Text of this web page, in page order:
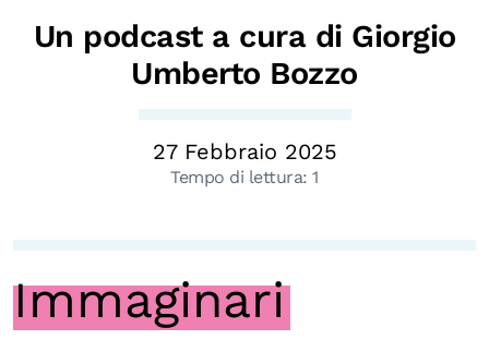
Biblioteca
Mostre digitali
I CONTENUTI
Osservatori di ricerca
Pubblicazioni
Storie di Resistenza, ottant’anni dopo
Un podcast a cura di Giorgio
Umberto Bozzo
27 Febbraio 2025
Tempo di lettura:1
Immaginari